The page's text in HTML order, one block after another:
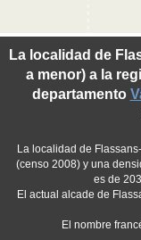
La localidad de
a menor) a la
departamento
La localidad de
(censo 2008) y una
es de
El actual alcade de
El nombre